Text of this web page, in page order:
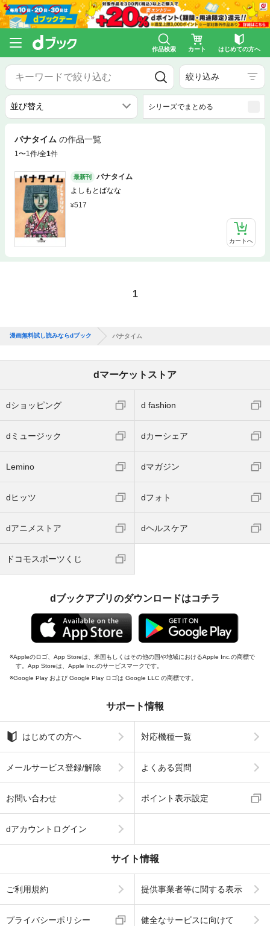
作品検索 カート はじめての方へ
絞り込み
シリーズでまとめる
バナタイム の作品一覧
1〜1件/全1件
最新刊
バナタイム
よしもとばなな
517
カートへ
1
漫画無料試し読みならdブック バナタイム
dマーケットストア
dショッピング d fashion
dミュージック dカーシェア
Lemino dマガジン
dヒッツ dフォト
dアニメストア dヘルスケア
ドコモスポーツくじ
dブックアプリのダウンロードはコチラ
Appleのロゴ、App Storeは、米国もしくはその他の国や地域におけるApple Inc.の商標で
す。App Storeは、Apple Inc.のサービスマークです。
Google Play および Google Play ロゴは Google LLC の商標です。
サポート情報
はじめての方へ 対応機種一覧
メールサービス登録/解除 よくある質問
お問い合わせ ポイント表示設定
dアカウントログイン
サイト情報
ご利用規約 提供事業者等に関する表示
プライバシーポリシー 健全なサービスに向けて